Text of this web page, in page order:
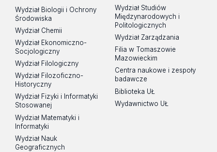
Wydział Biologii i Ochrony
Środowiska
Wydział Chemii
Wydział Ekonomiczno-
Socjologiczny
Wydział Filologiczny
Wydział Filozoficzno-
Historyczny
Wydział Fizyki i Informatyki
Stosowanej
Wydział Matematyki i
Informatyki
Wydział Nauk
Geograficznych
Wydział Studiów
Międzynarodowych i
Politologicznych
Wydział Zarządzania
Filia w Tomaszowie
Mazowieckim
Centra naukowe i zespoły
badawcze
Biblioteka UŁ
Wydawnictwo UŁ